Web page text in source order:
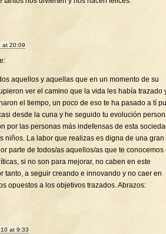
at 20:09
aquellos y aquellas que en un momento de su
ver el camino que la vida les había trazado
el tiempo, un poco de eso te ha pasado a tí
desde la cuna y he seguido tu evolución
por las personas más indefensas de esta
niños. La labor que realizas es digna de una gran
parte de todos/as aquellos/as que te conocemos
si no son para mejorar, no caben en este
tanto, a seguir creando e innovando y no caer en
opuestos a los objetivos trazados. Abrazos:
at 9:33